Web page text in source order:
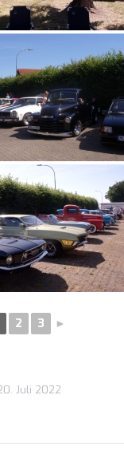
2 3 ►
Juli 2022